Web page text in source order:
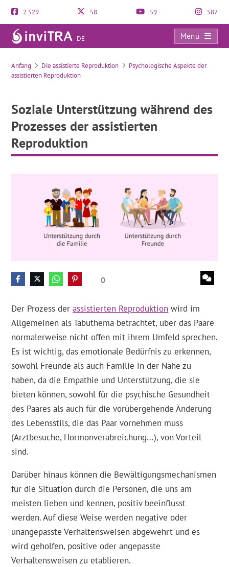
2.529 58 59 587
DE
Menü
Soziale Unterstützung während des Prozesses der assistierten Reproduktion
Anfang Die assistierte Reproduktion
Psychologische Aspekte der
assistierten Reproduktion
Soziale Unterstützung während des
Prozesses der assistierten
Reproduktion
0
Der Prozess derassistierten Reproduktion wird im
Allgemeinen als Tabuthema betrachtet, über das Paare
normalerweise nicht offen mit ihrem Umfeld sprechen.
Es ist wichtig, das emotionale Bedürfnis zu erkennen,
sowohl Freunde als auch Familie in der Nähe zu
haben, da die Empathie und Unterstützung, die sie
bieten können, sowohl für die psychische Gesundheit
des Paares als auch für die vorübergehende Änderung
des Lebensstils, die das Paar vornehmen muss
(Arztbesuche, Hormonverabreichung...), von Vorteil
sind.
Darüber hinaus können die Bewältigungsmechanismen
für die Situation durch die Personen, die uns am
meisten lieben und kennen, positiv beeinflusst
werden. Auf diese Weise werden negative oder
unangepasste Verhaltensweisen abgewehrt und es
wird geholfen, positive oder angepasste
Verhaltensweisen zu etablieren.